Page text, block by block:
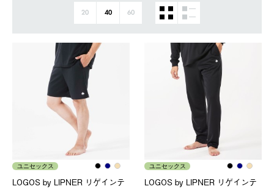
20 40 60
ユニセックス
LOGOS by LIPNER リゲインテ
ユニセックス
LOGOS by LIPNER リゲインテ